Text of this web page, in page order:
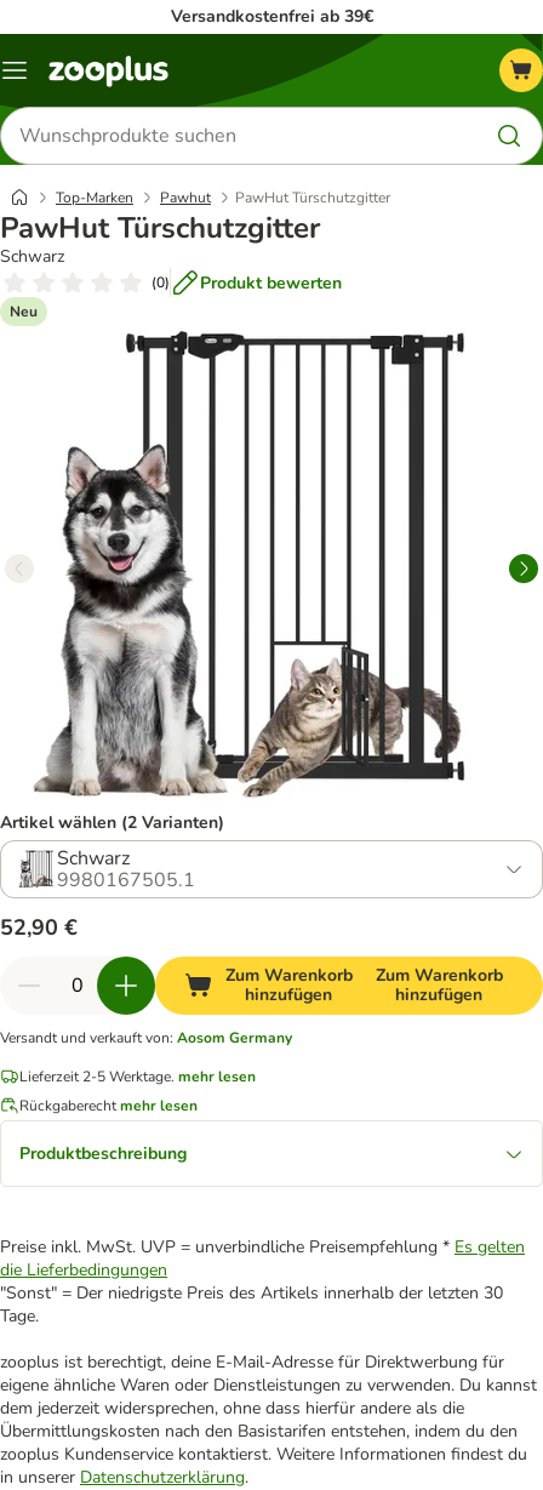
Versandkostenfrei ab 39€
Menü
Produkte
suchen
Top-Marken Pawhut PawHut Türschutzgitter
PawHut Türschutzgitter
Schwarz
(0) Produkt bewerten
Neu
Artikel wählen (2 Varianten)
Schwarz
9980167505.1
52,90 €
Zum Warenkorb
hinzufügen
Zum Warenkorb
hinzufügen
Versandt und verkauft von: Aosom Germany
Lieferzeit 2-5 Werktage. mehr lesen
Rückgaberechtmehr lesen
Produktbeschreibung
Preise inkl. MwSt. UVP = unverbindliche Preisempfehlung * Es gelten
die Lieferbedingungen
"Sonst" = Der niedrigste Preis des Artikels innerhalb der letzten 30
Tage.
zooplus ist berechtigt, deine E-Mail-Adresse für Direktwerbung für
eigene ähnliche Waren oder Dienstleistungen zu verwenden. Du kannst
dem jederzeit widersprechen, ohne dass hierfür andere als die
Übermittlungskosten nach den Basistarifen entstehen, indem du den
zooplus Kundenservice kontaktierst. Weitere Informationen findest du
in unserer Datenschutzerklärung.